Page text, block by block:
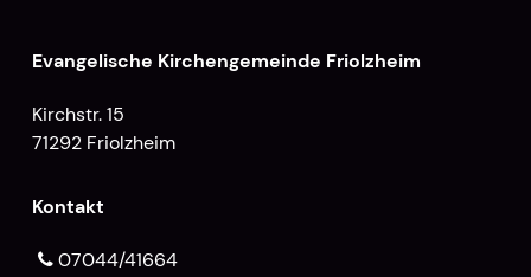
Evangelische Kirchengemeinde Friolzheim
Kirchstr. 15
71292 Friolzheim
Kontakt
07044/41664